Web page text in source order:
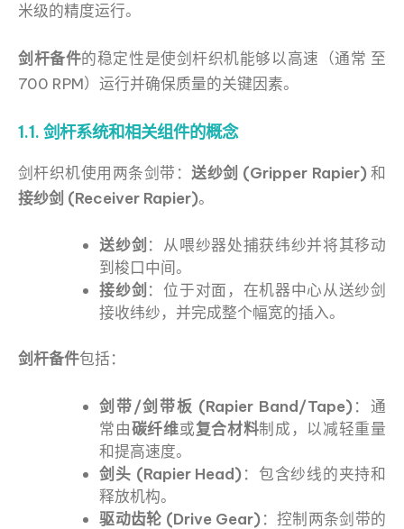
米级的精度运行。
剑杆备件的稳定性是使剑杆织机能够以高速（通常 至
700 RPM）运行并确保质量的关键因素。
1.1. 剑杆系统和相关组件的概念
剑杆织机使用两条剑带：送纱剑 (Gripper Rapier)和
接纱剑 (Receiver Rapier)。
送纱剑 ：从喂纱器处捕获纬纱并将其移动
到梭口中间。
接纱剑 ：位于对面，在机器中心从送纱剑
接收纬纱，并完成整个幅宽的插入。
剑杆备件包括：
剑带/剑带板 (Rapier Band/Tape)：通
常由碳纤维或复合材料制成，以减轻重量
和提高速度。
剑头 (Rapier Head)：包含纱线的夹持和
释放机构。
驱动齿轮 (Drive Gear)：控制两条剑带的